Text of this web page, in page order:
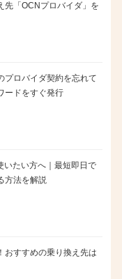
先「OCNプロバイダ」を
プロバイダ契約を忘れて
ードをすぐ発行
いたい方へ｜最短即日で
方法を解説
おすすめの乗り換え先は